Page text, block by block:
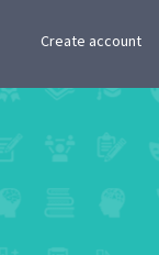
Create account